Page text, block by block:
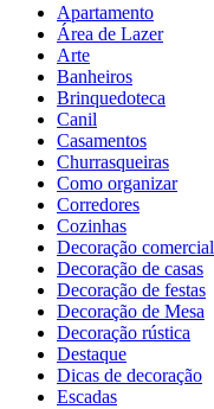
Apartamento
Área de Lazer
Arte
Banheiros
Brinquedoteca
Canil
Casamentos
Churrasqueiras
Como organizar
Corredores
Cozinhas
Decoração comercial
Decoração de casas
Decoração de festas
Decoração de Mesa
Decoração rústica
Destaque
Dicas de decoração
Escadas